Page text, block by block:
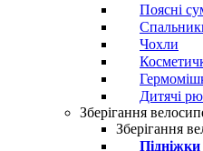
Поясні
Чохли
Дитячі
Зберігання
Зберігання
Підніжки